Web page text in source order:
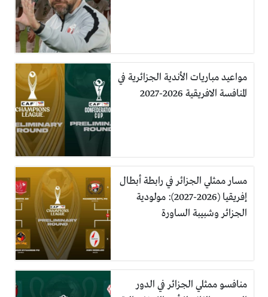
مواعيد مباريات الأندية الجزائرية في
المنافسة الافريقية 2026-2027
مسار ممثلي الجزائر في رابطة أبطال
إفريقيا (2026-2027): مولودية
الجزائر وشبيبة الساورة
منافسو ممثلي الجزائر في الدور